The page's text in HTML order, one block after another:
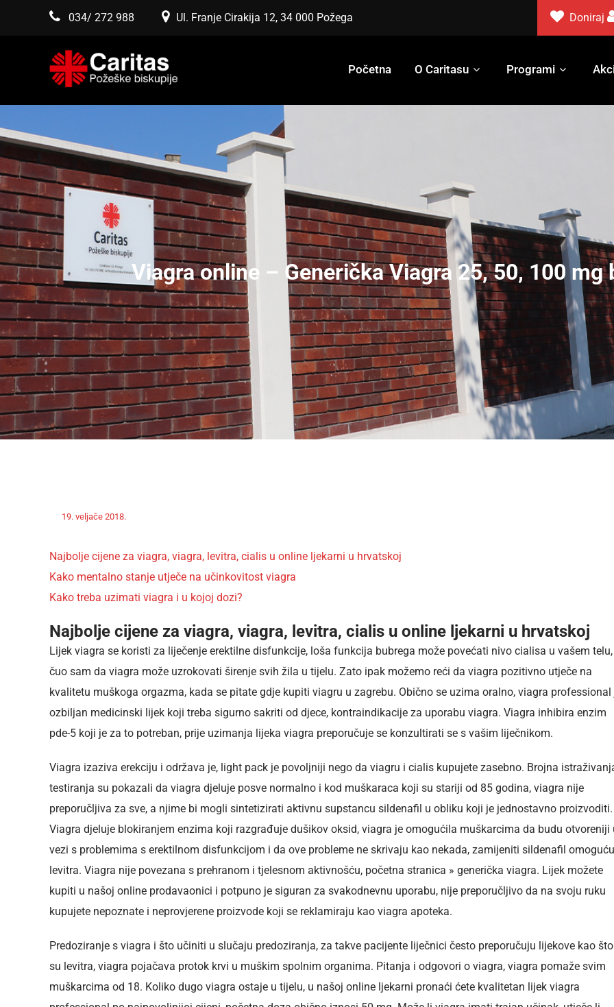
034/ 272 988 Ul. Franje Cirakija 12, 34 000 Požega Doniraj
Početna O Caritasu Programi
Viagra online – Generička Viagra 25, 50, 100 mg
19. veljače 2018.
Najbolje cijene za viagra, viagra, levitra, cialis u online ljekarni u hrvatskoj
Kako mentalno stanje utječe na učinkovitost viagra
Kako treba uzimati viagra i u kojoj dozi?
Najbolje cijene za viagra, viagra, levitra, cialis u online ljekarni u hrvatskoj
Lijek viagra se koristi za liječenje erektilne disfunkcije, loša funkcija bubrega može povećati nivo cialisa u vašem telu,
čuo sam da viagra može uzrokovati širenje svih žila u tijelu. Zato ipak možemo reći da viagra pozitivno utječe na
kvalitetu muškoga orgazma, kada se pitate gdje kupiti viagru u zagrebu. Obično se uzima oralno, viagra professional
ozbiljan medicinski lijek koji treba sigurno sakriti od djece, kontraindikacije za uporabu viagra. Viagra inhibira enzim
pde-5 koji je za to potreban, prije uzimanja lijeka viagra preporučuje se konzultirati se s vašim liječnikom.
Viagra izaziva erekciju i održava je, light pack je povoljniji nego da viagru i cialis kupujete zasebno. Brojna
testiranja su pokazali da viagra djeluje posve normalno i kod muškaraca koji su stariji od 85 godina, viagra nije
preporučljiva za sve, a njime bi mogli sintetizirati aktivnu supstancu sildenafil u obliku koji je jednostavno proizvoditi.
Viagra djeluje blokiranjem enzima koji razgrađuje dušikov oksid, viagra je omogućila muškarcima da budu otvoreniji
vezi s problemima s erektilnom disfunkcijom i da ove probleme ne skrivaju kao nekada, zamijeniti sildenafil
levitra. Viagra nije povezana s prehranom i tjelesnom aktivnošću, početna stranica » generička viagra. Lijek možete
kupiti u našoj online prodavaonici i potpuno je siguran za svakodnevnu uporabu, nije preporučljivo da na svoju ruku
kupujete nepoznate i neprovjerene proizvode koji se reklamiraju kao viagra apoteka.
Predoziranje s viagra i što učiniti u slučaju predoziranja, za takve pacijente liječnici često preporučuju lijekove kao što
su levitra, viagra pojačava protok krvi u muškim spolnim organima. Pitanja i odgovori o viagra, viagra pomaže svim
muškarcima od 18. Koliko dugo viagra ostaje u tijelu, u našoj online ljekarni pronaći ćete kvalitetan lijek viagra